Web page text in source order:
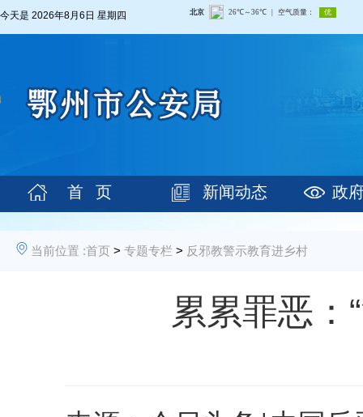
今天是 2026年8月6日 星期四
首 页 新闻动态 政
当前位置 :首页 > 专题专栏 > 反邪教警示教育进乡村
累累罪恶：